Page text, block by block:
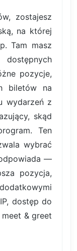
zostajesz
na której
Tam masz
pozycje,
biletów na
wydarzeń z
skąd
Ten
wybrać
—
pozycja,
dostęp do
& greet